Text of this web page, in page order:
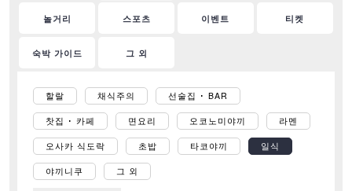
놀거리 스포츠 이벤트 티켓
숙박 가이드 그 외
할랄 채식주의 선술집 ･ BAR
찻집 ･ 카페 면요리 오코노미야끼 라멘
오사카 식도락 초밥 타코야끼 일식
야끼니쿠 그 외